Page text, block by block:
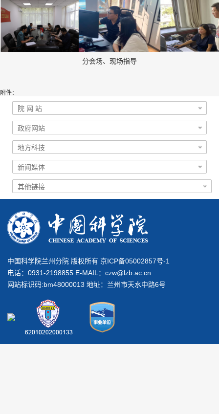
分会场、现场指导
附件：
中国科学院兰州分院 版权所有 京ICP备05002857号-1
电话：0931-2198855 E-MAIL： czw@lzb.ac.cn
网站标识码:bm48000013 地址：兰州市天水中路6号